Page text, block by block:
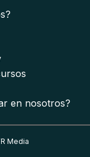
en nosotros?
Media